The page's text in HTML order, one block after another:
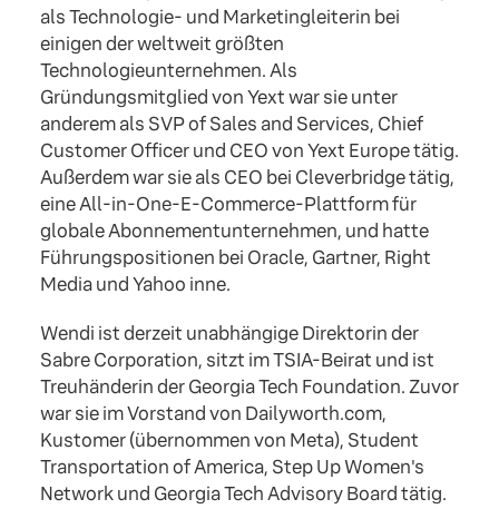
als Technologie- und Marketingleiterin bei
einigen der weltweit größten
Technologieunternehmen. Als
Gründungsmitglied von Yext war sie unter
anderem als SVP of Sales and Services, Chief
Customer Officer und CEO von Yext Europe tätig.
Außerdem war sie als CEO bei Cleverbridge tätig,
eine All-in-One-E-Commerce-Plattform für
globale Abonnementunternehmen, und hatte
Führungspositionen bei Oracle, Gartner, Right
Media und Yahoo inne.
Wendi ist derzeit unabhängige Direktorin der
Sabre Corporation, sitzt im TSIA-Beirat und ist
Treuhänderin der Georgia Tech Foundation. Zuvor
war sie im Vorstand von Dailyworth.com,
Kustomer (übernommen von Meta), Student
Transportation of America, Step Up Women's
Network und Georgia Tech Advisory Board tätig.